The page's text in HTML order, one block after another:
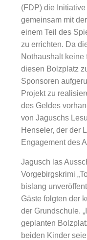
(FDP) die
gemeinsam mit
einem Teil des
zu errichten. Da
Nothaushalt
diesen Bolzplatz
Sponsoren
Projekt zu
des Geldes
von Jaguschs
Henseler, der der
Engagement des
Jagusch las
Vorgebirgskrimi
bislang
Gäste folgten der
der Grundschule.
geplanten
beiden Kinder